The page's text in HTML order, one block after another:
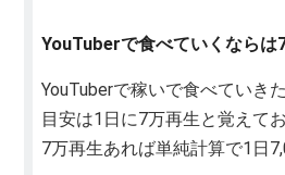
YouTuberで食べていくならは
YouTuberで稼いで食べていき
目安は1日に7万再生と覚えて
7万再生あれば単純計算で1日